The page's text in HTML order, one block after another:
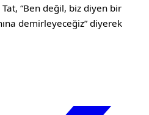
“Ben değil, biz diyen bir
demirleyeceğiz” diyerek